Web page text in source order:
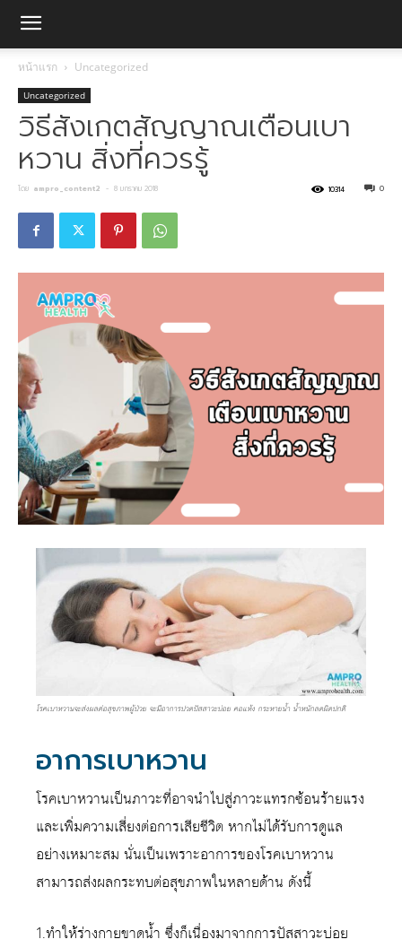
หน้าแรก Uncategorized
Uncategorized
วิธีสังเกตสัญญาณเตือนเบา
หวาน สิ่งที่ควรรู้
โดย ampro_content2 - 8 มกราคม 2018 0
10314
โรคเบาหวานจะส่งผลต่อสุขภาพผู้ป่วย จะมีอาการปวดปัสสาวะบ่อย คอแห้ง กระหายน้ำ น้ำหนักลดผิดปกติ
อาการเบาหวาน
โรคเบาหวานเป็นภาวะที่อาจนำไปสู่ภาวะแทรกซ้อนร้ายแรง
และเพิ่มความเสี่ยงต่อการเสียชีวิต หากไม่ได้รับการดูแล
อย่างเหมาะสม นั่นเป็นเพราะอาการของโรคเบาหวาน
สามารถส่งผลกระทบต่อสุขภาพในหลายด้าน ดังนี้
1.ทำให้ร่างกายขาดน้ำ ซึ่งก็เนื่องมาจากการปัสสาวะบ่อย